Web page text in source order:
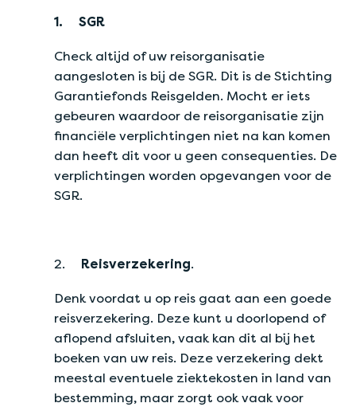
1. SGR
Check altijd of uw reisorganisatie
aangesloten is bij de SGR. Dit is de Stichting
Garantiefonds Reisgelden. Mocht er iets
gebeuren waardoor de reisorganisatie zijn
financiële verplichtingen niet na kan komen
dan heeft dit voor u geen consequenties. De
verplichtingen worden opgevangen voor de
SGR.
2. Reisverzekering.
Denk voordat u op reis gaat aan een goede
reisverzekering. Deze kunt u doorlopend of
aflopend afsluiten, vaak kan dit al bij het
boeken van uw reis. Deze verzekering dekt
meestal eventuele ziektekosten in land van
bestemming, maar zorgt ook vaak voor